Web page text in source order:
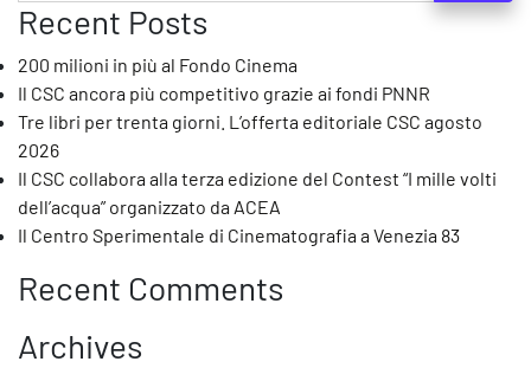
Recent Posts
200 milioni in più al Fondo Cinema
Il CSC ancora più competitivo grazie ai fondi PNNR
Tre libri per trenta giorni. L’offerta editoriale CSC agosto
2026
Il CSC collabora alla terza edizione del Contest “I mille volti
dell’acqua” organizzato da ACEA
Il Centro Sperimentale di Cinematografia a Venezia 83
Recent Comments
Archives